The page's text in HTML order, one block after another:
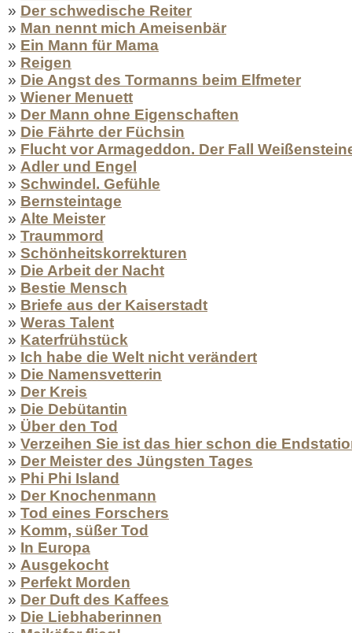
» Der schwedische Reiter
» Man nennt mich Ameisenbär
» Ein Mann für Mama
» Reigen
» Die Angst des Tormanns beim Elfmeter
» Wiener Menuett
» Der Mann ohne Eigenschaften
» Die Fährte der Füchsin
» Flucht vor Armageddon. Der Fall
» Adler und Engel
» Schwindel. Gefühle
» Bernsteintage
» Alte Meister
» Traummord
» Schönheitskorrekturen
» Die Arbeit der Nacht
» Bestie Mensch
» Briefe aus der Kaiserstadt
» Weras Talent
» Katerfrühstück
» Ich habe die Welt nicht verändert
» Die Namensvetterin
» Der Kreis
» Die Debütantin
» Über den Tod
» Verzeihen Sie ist das hier schon die
» Der Meister des Jüngsten Tages
» Phi Phi Island
» Der Knochenmann
» Tod eines Forschers
» Komm, süßer Tod
» In Europa
» Ausgekocht
» Perfekt Morden
» Der Duft des Kaffees
» Die Liebhaberinnen